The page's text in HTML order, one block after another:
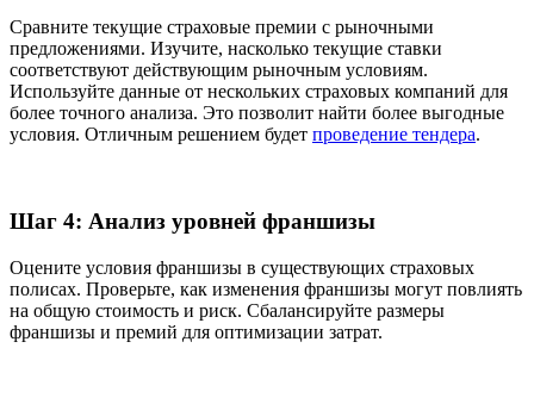
Сравните текущие страховые премии с рыночными
предложениями. Изучите, насколько текущие ставки
соответствуют действующим рыночным условиям.
Используйте данные от нескольких страховых компаний для
более точного анализа. Это позволит найти более выгодные
условия. Отличным решением будет проведение тендера.
Шаг 4: Анализ уровней франшизы
Оцените условия франшизы в существующих страховых
полисах. Проверьте, как изменения франшизы могут повлиять
на общую стоимость и риск. Сбалансируйте размеры
франшизы и премий для оптимизации затрат.